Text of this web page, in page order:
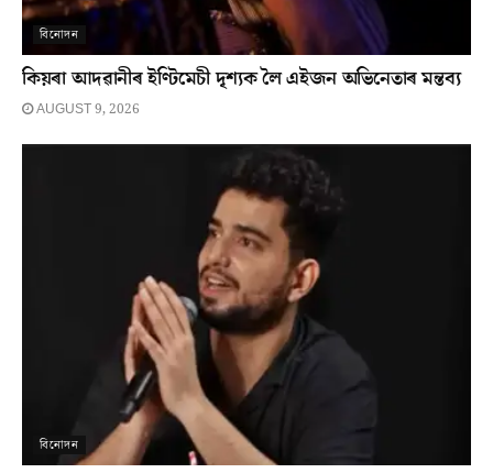
বিনোদন
কিয়ৰা আদৱানীৰ ইণ্টিমেচী দৃশ্যক লৈ এইজন অভিনেতাৰ মন্তব্য
AUGUST 9, 2026
বিনোদন